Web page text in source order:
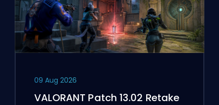
09 Aug 2026
VALORANT Patch 13.02 Retake